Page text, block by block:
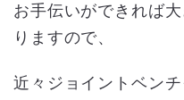
お手伝いができれば
りますので、
近々ジョイントベン